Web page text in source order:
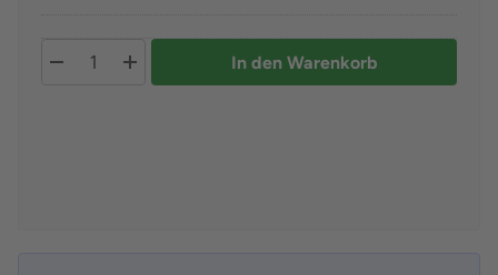
In den Warenkorb